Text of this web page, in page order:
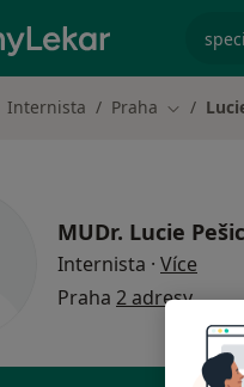
Internista Praha Změna
MUDr. Lucie
Internista · Více
Praha 2 adresy